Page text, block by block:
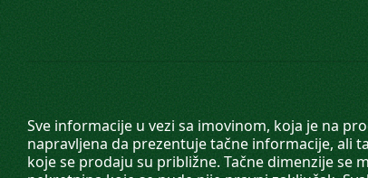
Sve informacije u vezi sa imovinom, koja je na
napravljena da prezentuje tačne informacije, ali
koje se prodaju su približne. Tačne dimenzije